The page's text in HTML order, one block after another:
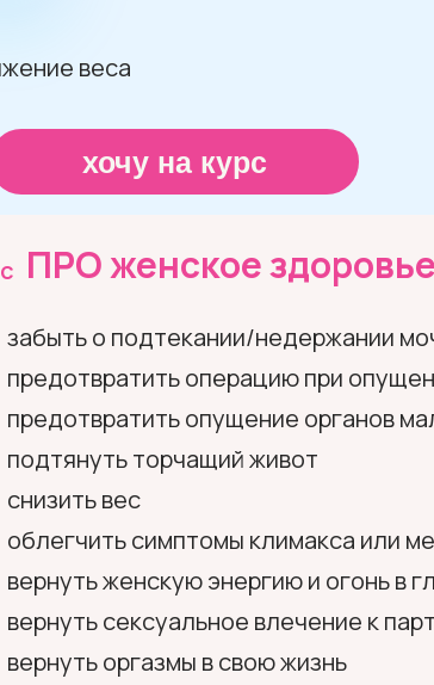
веса
хочу на курс
забыть о подтекании/недержании
предотвратить операцию при
предотвратить опущение органов
подтянуть торчащий живот
снизить вес
облегчить симптомы климакса или
вернуть женскую энергию и огонь в
ПРО женское здоровье
вернуть сексуальное влечение к
вернуть оргазмы в свою жизнь